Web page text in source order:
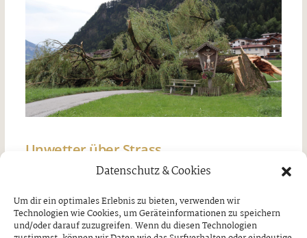
Datenschutz & Cookies
Um dir ein optimales Erlebnis zu bieten, verwenden wir
Technologien wie Cookies, um Geräteinformationen zu speichern
und/oder darauf zuzugreifen. Wenn du diesen Technologien
Unwetter über Strass
Freitag, 7. August 2026